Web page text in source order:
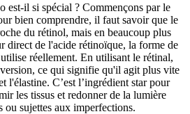
est-il si spécial ? Commençons par le
bien comprendre, il faut savoir que le
du rétinol, mais en beaucoup plus
direct de l'acide rétinoïque, la forme de
réellement. En utilisant le rétinal,
ce qui signifie qu'il agit plus vite
l'élastine. C’est l’ingrédient star pour
les tissus et redonner de la lumière
ou sujettes aux imperfections.